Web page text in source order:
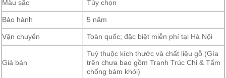
Màu sắc Tùy chọn
Bảo hành 5 năm
Vận chuyển Toàn quốc; đặc biệt miễn phí tại Hà Nội
Giá bán
Tuỳ thuộc kích thước và chất liệu gỗ (Gía
trên chưa bao gồm Tranh Trúc Chỉ & Tấm
chống bám khói)